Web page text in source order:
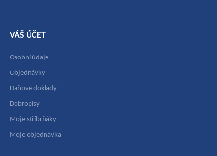
VÁŠ ÚČET
Osobní údaje
Objednávky
Daňové doklady
Dobropisy
Moje stříbrňáky
Moje objednávka